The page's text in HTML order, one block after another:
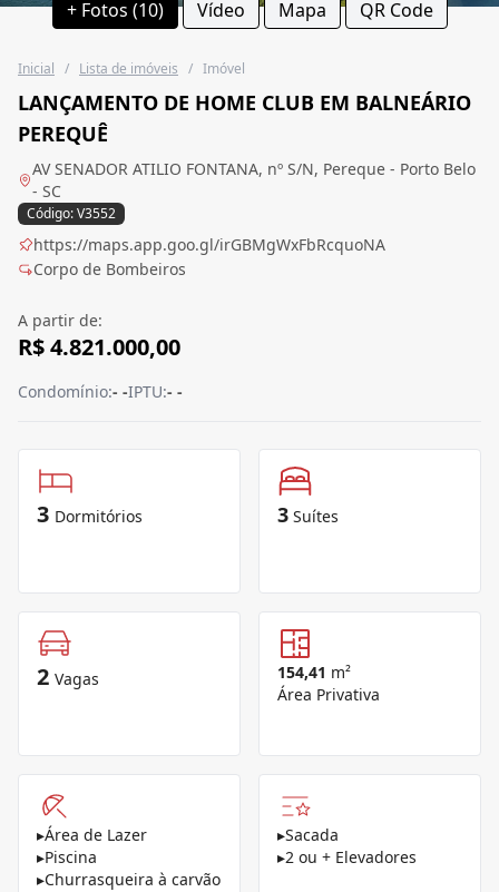
+ Fotos (10) Vídeo Mapa QR Code
Inicial / Lista de imóveis / Imóvel
LANÇAMENTO DE HOME CLUB EM BALNEÁRIO
PEREQUÊ
AV SENADOR ATILIO FONTANA, nº S/N, Pereque - Porto Belo
- SC
Código: V3552
https://maps.app.goo.gl/irGBMgWxFbRcquoNA
Corpo de Bombeiros
A partir de:
R$ 4.821.000,00
Condomínio:- -IPTU:- -
3 Dormitórios 3 Suítes
2 Vagas 154,41 m²
Área Privativa
▸Área de Lazer
▸Piscina
▸Churrasqueira à carvão
▸Sacada
▸2 ou + Elevadores